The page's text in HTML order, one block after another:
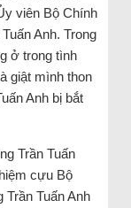
viên Bộ Chính
Anh. Trong
ở trong tình
giật mình thon
Anh bị bắt
Trần Tuấn
cựu Bộ
Tuấn Anh